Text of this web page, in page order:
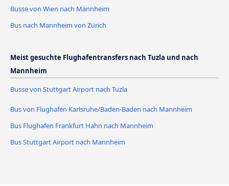
Busse von Wien nach Mannheim
Bus nach Mannheim von Zürich
Meist gesuchte Flughafentransfers nach Tuzla und nach
Mannheim
Busse von Stuttgart Airport nach Tuzla
Bus von Flughafen Karlsruhe/Baden-Baden nach Mannheim
Bus Flughafen Frankfurt Hahn nach Mannheim
Bus Stuttgart Airport nach Mannheim